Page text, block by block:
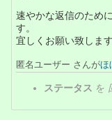
速やかな返信のため
す。
宜しくお願い致します
匿名ユーザー さんがほ
ステータス を